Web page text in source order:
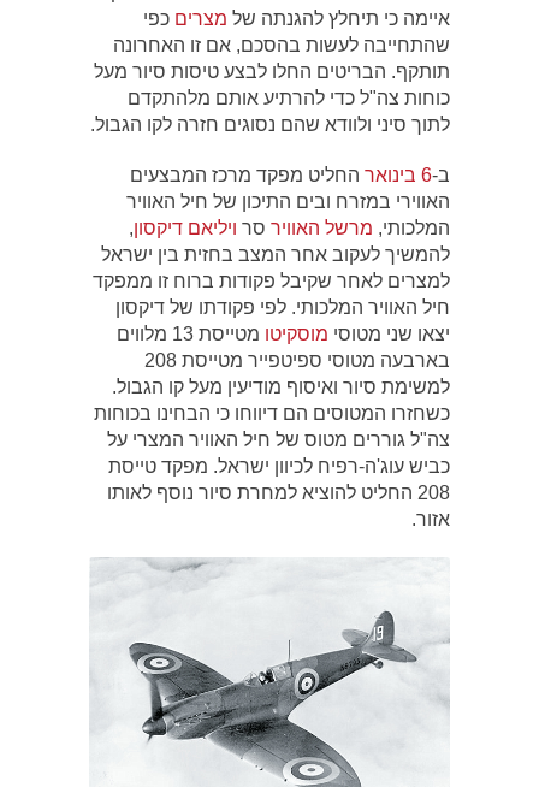
איימה כי תיחלץ להגנתה של מצרים כפי
שהתחייבה לעשות בהסכם, אם זו האחרונה
תותקף. הבריטים החלו לבצע טיסות סיור מעל
כוחות צה"ל כדי להרתיע אותם מלהתקדם
לתוך סיני ולוודא שהם נסוגים חזרה לקו הגבול.
ב-6 בינואר
החליט מפקד מרכז המבצעים
האווירי במזרח ובים התיכון של חיל האוויר
המלכותי, מרשל האוויר סר ויליאם דיקסון,
להמשיך לעקוב אחר המצב בחזית בין ישראל
למצרים לאחר שקיבל פקודות ברוח זו ממפקד
חיל האוויר המלכותי. לפי פקודתו של דיקסון
יצאו שני מטוסי מוסקיטו
מטייסת 13 מלווים
בארבעה מטוסי ספיטפייר מטייסת 208
למשימת סיור ואיסוף מודיעין מעל קו הגבול.
כשחזרו המטוסים הם דיווחו כי הבחינו בכוחות
צה"ל גוררים מטוס של חיל האוויר המצרי על
כביש עוג'ה-רפיח לכיוון ישראל. מפקד טייסת
208 החליט להוציא למחרת סיור נוסף לאותו
אזור.